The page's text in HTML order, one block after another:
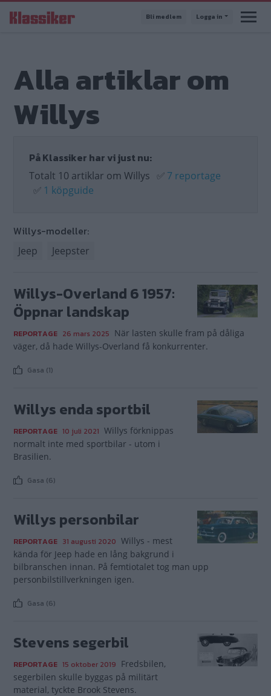
till
Bli medlem Logga in
Alla artiklar om
Willys
På Klassiker har vi just nu:
Totalt 10 artiklar om Willys ✅ 7 reportage
✅ 1 köpguide
Willys-modeller:
Jeep Jeepster
Willys-Overland 6 1957:
Öppnar landskap
REPORTAGE 26 mars 2025 När lasten skulle fram på dåliga
väger, då hade Willys-Overland få konkurrenter.
Gasa (1)
Willys enda sportbil
REPORTAGE 10 juli 2021 Willys förknippas
normalt inte med sportbilar - utom i
Brasilien.
Gasa (6)
Willys personbilar
REPORTAGE 31 augusti 2020 Willys - mest
kända för Jeep hade en lång bakgrund i
bilbranschen innan. På femtiotalet tog man upp
personbilstillverkningen igen.
Gasa (6)
Stevens segerbil
REPORTAGE 15 oktober 2019 Fredsbilen,
segerbilen skulle byggas på militärt
material, tyckte Brook Stevens.